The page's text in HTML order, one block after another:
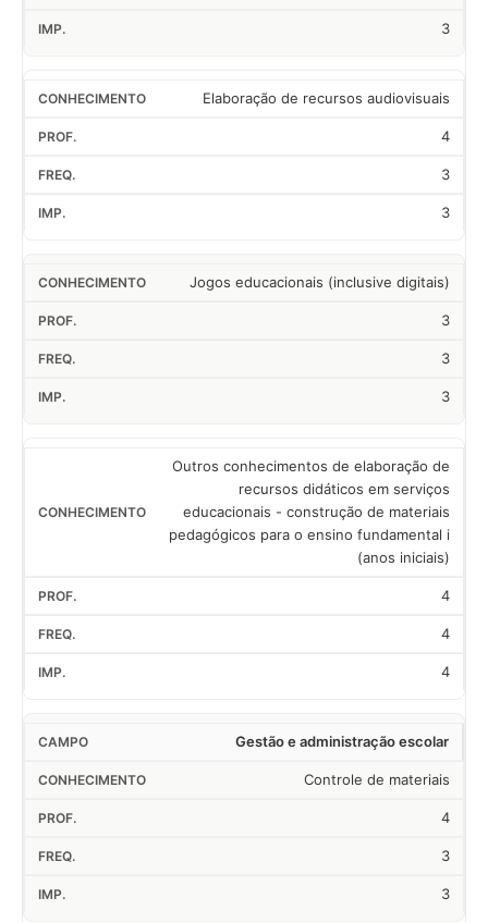
3
Elaboração de recursos audiovisuais
4
3
3
Jogos educacionais (inclusive digitais)
3
3
3
Outros conhecimentos de elaboração de
recursos didáticos em serviços
educacionais - construção de materiais
pedagógicos para o ensino fundamental i
(anos iniciais)
4
4
4
Gestão e administração escolar
Controle de materiais
4
3
3